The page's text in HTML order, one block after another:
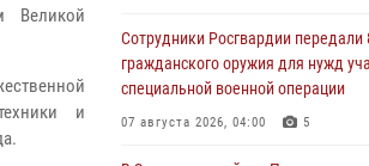
Великой
и
Сотрудники Росгвардии передали
гражданского оружия для нужд
специальной военной операции
07 августа 2026, 04:00 5